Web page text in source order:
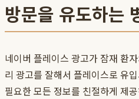
방문을 유도하는
네이버 플레이스 광고가 잠재 환
리 광고를 잘해서 플레이스로 유
필요한 모든 정보를 친절하게 제